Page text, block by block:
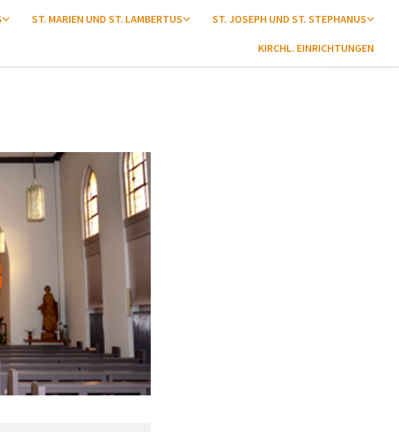
ST. MARIEN UND ST. LAMBERTUS ST. JOSEPH UND ST. STEPHANUS
KIRCHL. EINRICHTUNGEN